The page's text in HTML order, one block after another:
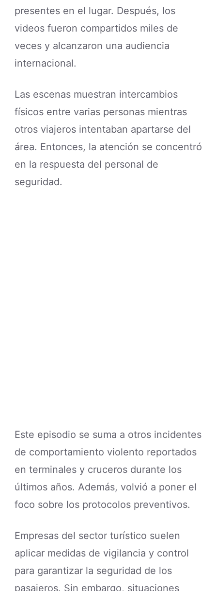
presentes en el lugar. Después, los
videos fueron compartidos miles de
veces y alcanzaron una audiencia
internacional.
Las escenas muestran intercambios
físicos entre varias personas mientras
otros viajeros intentaban apartarse del
área. Entonces, la atención se concentró
en la respuesta del personal de
seguridad.
Este episodio se suma a otros incidentes
de comportamiento violento reportados
en terminales y cruceros durante los
últimos años. Además, volvió a poner el
foco sobre los protocolos preventivos.
Empresas del sector turístico suelen
aplicar medidas de vigilancia y control
para garantizar la seguridad de los
pasajeros. Sin embargo, situaciones